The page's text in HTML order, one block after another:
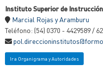
Instituto Superior de
Marcial Rojas y Aramburu
Teléfono: (54) 0370 - 4429589 /
Ir a Organigrama y Autoridades